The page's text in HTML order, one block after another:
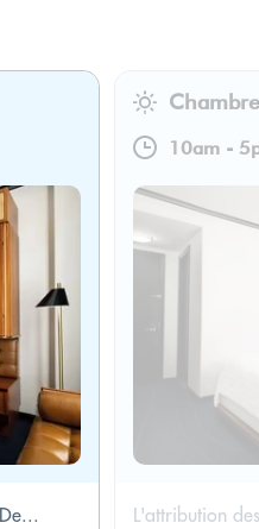
10am -
L'attribution